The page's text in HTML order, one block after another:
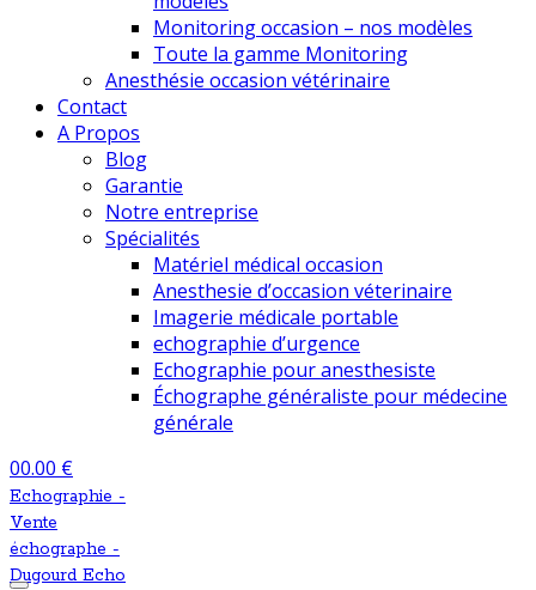
Monitoring occasion – nos modèles
Toute la gamme Monitoring
Anesthésie occasion vétérinaire
Contact
A Propos
Blog
Garantie
Notre entreprise
Spécialités
Matériel médical occasion
Anesthesie d’occasion véterinaire
Imagerie médicale portable
echographie d’urgence
Echographie pour anesthesiste
Échographe généraliste pour médecine
générale
00.00 €
Echographie -
Vente
échographe -
Dugourd Echo